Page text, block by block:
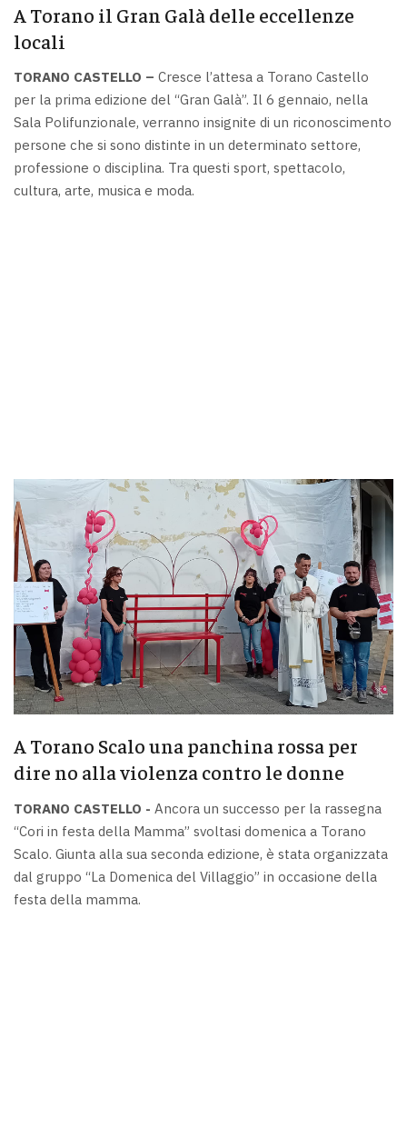
A Torano il Gran Galà delle eccellenze
locali
TORANO CASTELLO – Cresce l’attesa a Torano Castello
per la prima edizione del “Gran Galà”. Il 6 gennaio, nella
Sala Polifunzionale, verranno insignite di un riconoscimento
persone che si sono distinte in un determinato settore,
professione o disciplina. Tra questi sport, spettacolo,
cultura, arte, musica e moda.
A Torano Scalo una panchina rossa per
dire no alla violenza contro le donne
TORANO CASTELLO - Ancora un successo per la rassegna
“Cori in festa della Mamma” svoltasi domenica a Torano
Scalo. Giunta alla sua seconda edizione, è stata organizzata
dal gruppo “La Domenica del Villaggio” in occasione della
festa della mamma.